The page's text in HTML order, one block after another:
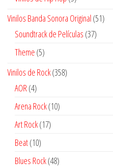
Vinilos Banda Sonora Original 5151
Soundtrack de Películas 3737
Theme 55
Vinilos de Rock 358358
AOR 44
productos
Arena Rock 1010
Art Rock 1717
Beat 1010
productos
Blues Rock 4848